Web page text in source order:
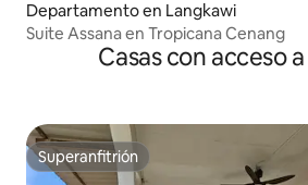
Departamento en Langkawi
Suite Assana en Tropicana Cenang
Casas con acceso
Superanfitrión
Superanfitrión